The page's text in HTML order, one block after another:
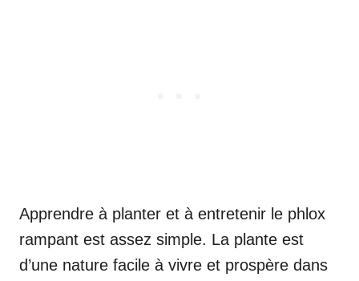
Apprendre à planter et à entretenir le phlox
rampant est assez simple. La plante est
d’une nature facile à vivre et prospère dans